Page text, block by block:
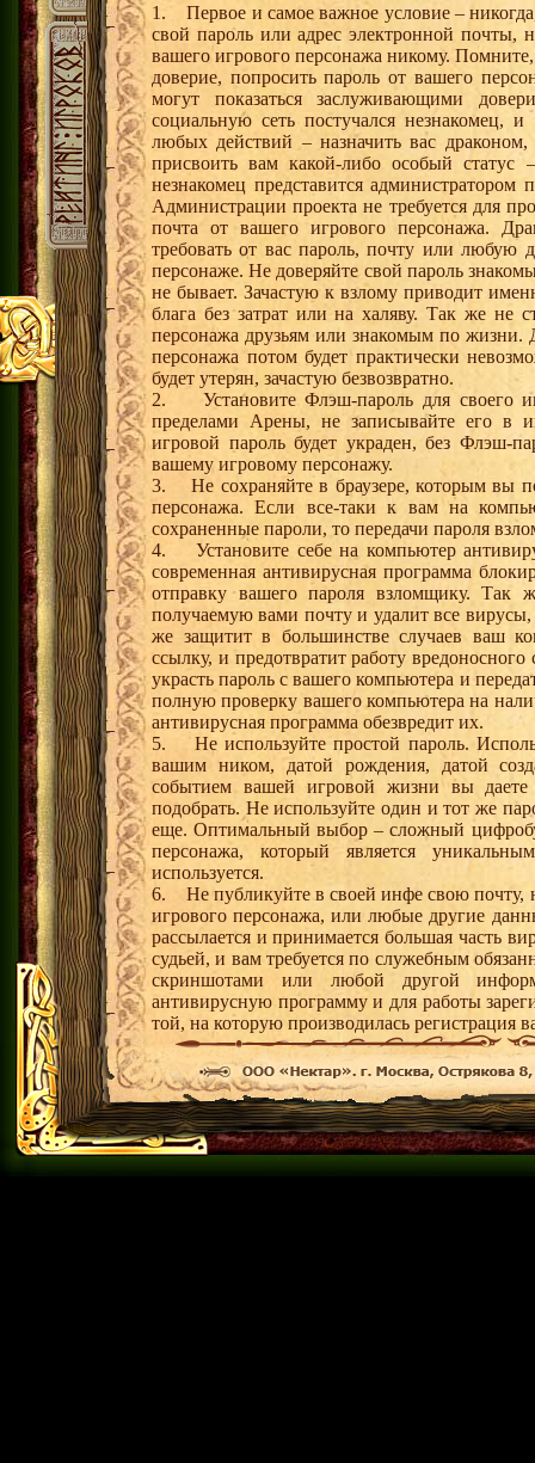
1. Первое и самое важное условие –
свой пароль или адрес электронной почты,
вашего игрового персонажа никому.
доверие, попросить пароль от вашего
могут показаться заслуживающими
социальную сеть постучался незнакомец,
любых действий – назначить вас
присвоить вам какой-либо особый статус
незнакомец представится администратором
Администрации проекта не требуется для
почта от вашего игрового персонажа.
требовать от вас пароль, почту или
персонаже. Не доверяйте свой пароль
не бывает. Зачастую к взлому приводит
блага без затрат или на халяву. Так же не
персонажа друзьям или знакомым по жизни.
персонажа потом будет практически
будет утерян, зачастую безвозвратно.
2. Установите Флэш-пароль для своего
пределами Арены, не записывайте его в
игровой пароль будет украден, без Флэш-
вашему игровому персонажу.
3. Не сохраняйте в браузере, которым вы
персонажа. Если все-таки к вам на
сохраненные пароли, то передачи пароля
4. Установите себе на компьютер
современная антивирусная программа
отправку вашего пароля взломщику. Так
получаемую вами почту и удалит все
же защитит в большинстве случаев ваш
ссылку, и предотвратит работу
украсть пароль с вашего компьютера и
полную проверку вашего компьютера на
антивирусная программа обезвредит их.
5. Не используйте простой пароль.
вашим ником, датой рождения, датой
событием вашей игровой жизни вы даете
подобрать. Не используйте один и тот же
еще. Оптимальный выбор – сложный
персонажа, который является
используется.
6. Не публикуйте в своей инфе свою почту,
игрового персонажа, или любые другие
рассылается и принимается большая часть
судьей, и вам требуется по служебным
скриншотами или любой другой
антивирусную программу и для работы
той, на которую производилась регистрация